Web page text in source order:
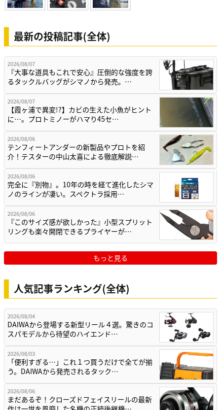
最新の投稿記事(全体)
2026/08/07
『大事な道具もこれで安心』圧倒的な強度を誇
るタックルバッグがシマノから発売。…
2026/08/07
【霞ヶ浦で異変!?】カビの生えた小魚がヒント
に…。プロトミノーがハマり45セ…
2026/08/06
テンフィートアンダーの新製品やプロトを紹
介！テスターの中山太喜による徹底解説…
2026/08/06
完全に『別物』。10年の時を経て進化したシマ
ノのラインが凄い。スペクトラ採用…
2026/08/06
『このサイズ感が欲しかった』小型スプリット
リングも楽々開閉できるプライヤーが…
もっと見る
人気記事ランキング(全体)
2026/08/04
DAIWAから登場する新型リール４選。驚きのコ
スパモデルから待望のハイエンド…
2026/08/03
「便利すぎる…」これ１つ買うだけで全てが揃
う。DAIWAから発売されるタック…
2026/08/06
まだあるぞ！クローズドフェイスリールの最新